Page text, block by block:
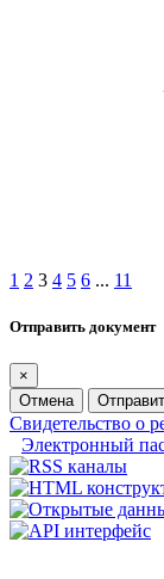
1 2 3 4 5 6 ... 11
Отправить документ
×
Отмена
Свидетельство
Электронный